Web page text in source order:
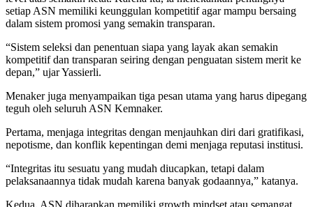
setiap ASN memiliki keunggulan kompetitif agar mampu bersaing
dalam sistem promosi yang semakin transparan.
“Sistem seleksi dan penentuan siapa yang layak akan semakin
kompetitif dan transparan seiring dengan penguatan sistem merit ke
depan,” ujar Yassierli.
Menaker juga menyampaikan tiga pesan utama yang harus dipegang
teguh oleh seluruh ASN Kemnaker.
Pertama, menjaga integritas dengan menjauhkan diri dari gratifikasi,
nepotisme, dan konflik kepentingan demi menjaga reputasi institusi.
“Integritas itu sesuatu yang mudah diucapkan, tetapi dalam
pelaksanaannya tidak mudah karena banyak godaannya,” katanya.
Kedua, ASN diharapkan memiliki growth mindset atau semangat